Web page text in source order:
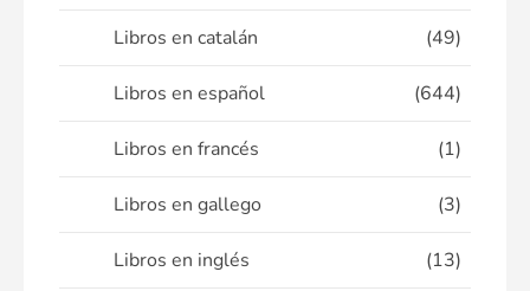
Libros en catalán (49)
Libros en español (644)
Libros en francés (1)
Libros en gallego (3)
Libros en inglés (13)